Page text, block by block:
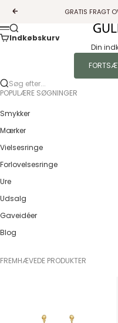
Forrige
GRATIS FRAGT
Menu
Søg
Indkøbskurv
Din
Søg efter...
POPULÆRE SØGNINGER
Smykker
Mærker
Vielsesringe
Forlovelsesringe
Ure
Udsalg
Gaveidéer
Blog
FREMHÆVEDE PRODUKTER